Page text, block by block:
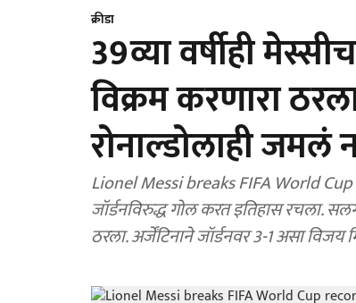
क्रीडा
39व्या वर्षीही
विक्रम करणारा
रोनाल्डोलाही
Lionel Messi breaks FIFA World
जॉर्डनविरुद्ध गोल करत इतिहास रचला.
ठरला. अर्जेंटिनाने जॉर्डनवर 3-1 असा विजय